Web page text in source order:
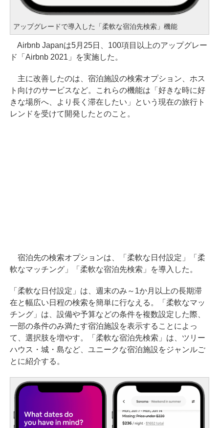
アップグレードで導入した「柔軟な宿泊先検索」機能
Airbnb Japanは5月25日、100項目以上のアップグレー
ド「Airbnb 2021」を実施した。
主に改善したのは、宿泊施設の検索オプション、ホス
ト向けのサービスなど。これらの機能は「好きな時に好
きな場所へ、より長く滞在したい」という現在の旅行ト
レンドを受けて開発したとのこと。
宿泊先の検索オプションは、「柔軟な日付設定」「柔
軟なマッチング」「柔軟な宿泊先検索」を導入した。
「柔軟な日付設定」は、週末のみ～1か月以上の長期滞
在と幅広い日程の検索を簡単に行なえる。「柔軟なマッ
チング」は、設備や予算などの条件を複数設定した際、
一部の条件のみ満たす宿泊施設を表示することによっ
て、選択肢を増やす。「柔軟な宿泊先検索」は、ツリー
ハウス・城・島など、ユニークな宿泊施設をジャンルご
とに紹介する。